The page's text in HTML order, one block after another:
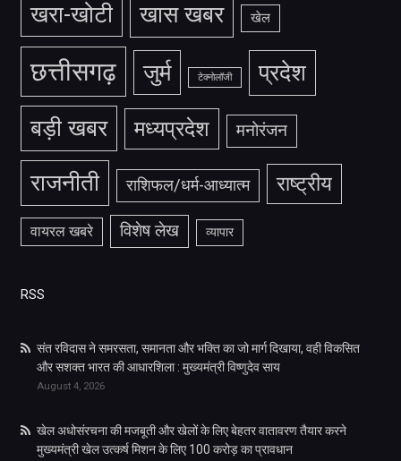
खरा-खोटी खास खबर खेल
छत्तीसगढ़ जुर्म टेक्नोलॉजी प्रदेश
बड़ी खबर मध्यप्रदेश मनोरंजन
राजनीती राशिफल/धर्म-आध्यात्म राष्ट्रीय
वायरल खबरे विशेष लेख व्यापार
RSS
संत रविदास ने समरसता, समानता और भक्ति का जो मार्ग दिखाया, वही विकसित
और सशक्त भारत की आधारशिला : मुख्यमंत्री विष्णुदेव साय
August 4, 2026
खेल अधोसंरचना की मजबूती और खेलों के लिए बेहतर वातावरण तैयार करने
मुख्यमंत्री खेल उत्कर्ष मिशन के लिए 100 करोड़ का प्रावधान